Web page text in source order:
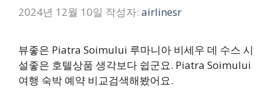
2024년 12월 10일 작성자: airlinesr
뷰좋은 Piatra Soimului 루마니아 비세우 데 수스 시
설좋은 호텔상품 생각보다 쉽군요. Piatra Soimului
여행 숙박 예약 비교검색해봤어요.